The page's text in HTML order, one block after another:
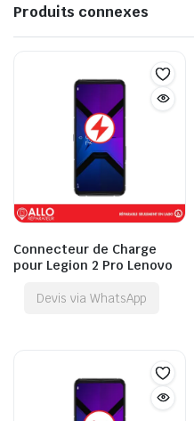
Produits connexes
Connecteur de Charge
pour Legion 2 Pro Lenovo
Devis via WhatsApp